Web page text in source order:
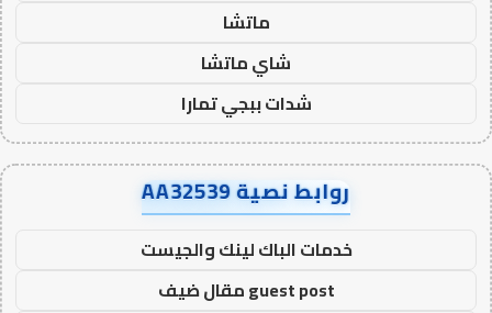
ماتشا
شاي ماتشا
شدات ببجي تمارا
روابط نصية AA32539
خدمات الباك لينك والجيست
guest post مقال ضيف